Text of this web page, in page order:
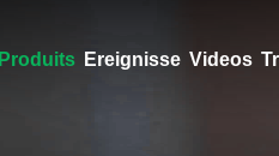
Produits Ereignisse Videos